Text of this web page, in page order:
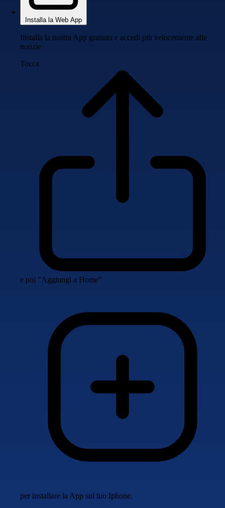
Installa la Web App
Installa la nostra App gratuita e accedi più velocemente alle
notizie
Tocca
e poi "Aggiungi a Home"
per installare la App sul tuo Iphone.